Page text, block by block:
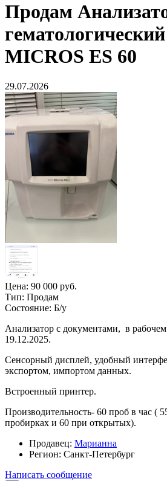
Продам
MICROS ES 60
29.07.2026
Цена: 90 000 руб.
Тип: Продам
Состояние: Б/у
Анализатор с документами, в
19.12.2025.
Сенсорный дисплей, удобный
экспортом, импортом данных.
Встроенный принтер.
Производительность- 60 проб в час (
пробирках и 60 при открытых).
Продавец: Марианна
Регион: Санкт-Петербург
Написать сообщение